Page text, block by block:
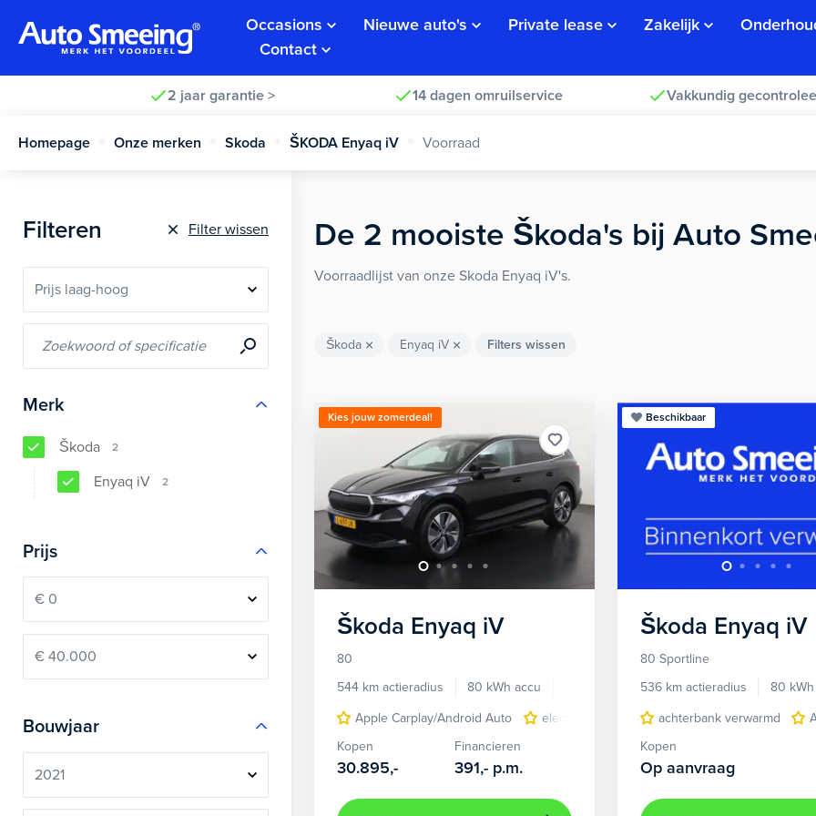
Occasions Nieuwe auto's Private lease Zakelijk
Contact
2 jaar garantie > 14 dagen omruilservice Vakkundig
Homepage Onze merken Skoda ŠKODA Enyaq iV Voorraad
Filteren Filter wissen
Merk
Škoda 2
Enyaq iV 2
Prijs
Bouwjaar
De 2 mooiste Škoda's bij Auto
Voorraadlijst van onze Skoda Enyaq iV's.
Škoda Enyaq iV Filters wissen
Kies jouw zomerdeal!
Škoda Enyaq iV
80
544 km actieradius
80 kWh accu
78.303 km
Apple Carplay/Android Auto
electronic climate controle lederen
Kopen
30.895,-
Financieren
391,- p.m.
Beschikbaar
Škoda Enyaq iV
80 Sportline
536 km actieradius
80
achterbank verwarmd
Kopen
Op aanvraag